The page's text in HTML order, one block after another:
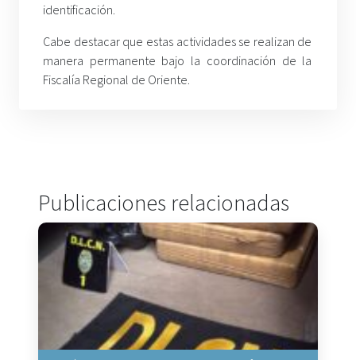
identificación.
Cabe destacar que estas actividades se realizan de
manera permanente bajo la coordinación de la
Fiscalía Regional de Oriente.
Publicaciones relacionadas